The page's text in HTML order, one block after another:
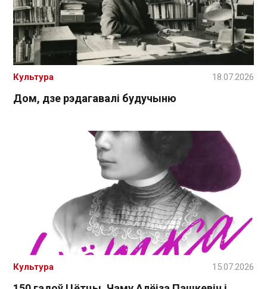
Дом, дзе рэдагавалі будучыню
Культура 18.07.2026
Культура 15.07.2026